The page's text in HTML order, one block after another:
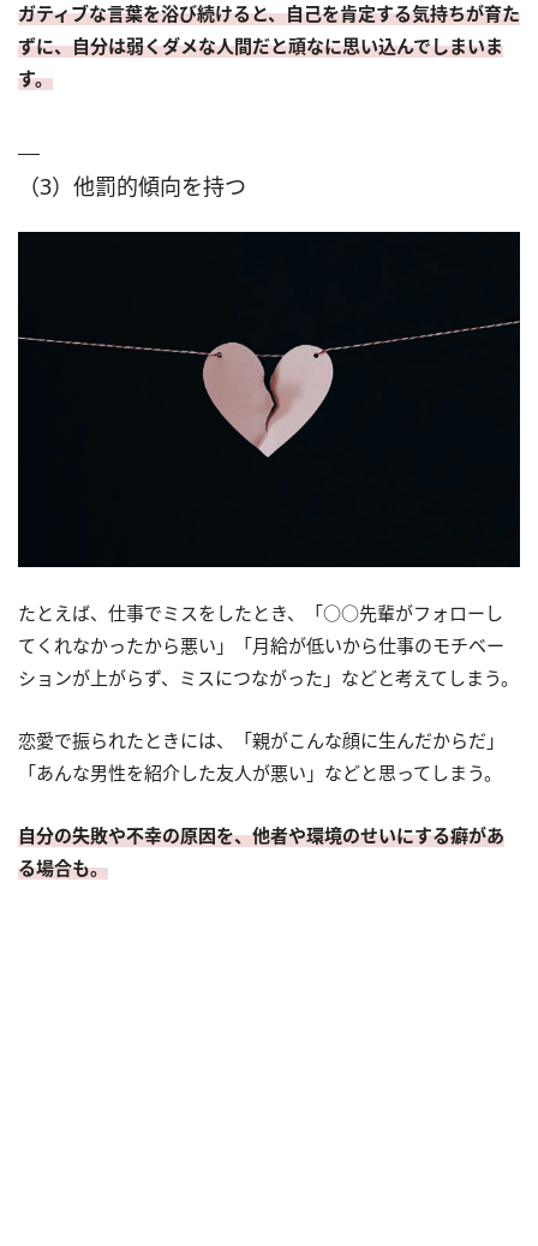
ガティブな言葉を浴び続けると、自己を肯定する気持ちが育た
ずに、自分は弱くダメな人間だと頑なに思い込んでしまいま
す。
（3）他罰的傾向を持つ
たとえば、仕事でミスをしたとき、「○○先輩がフォローし
てくれなかったから悪い」「月給が低いから仕事のモチベー
ションが上がらず、ミスにつながった」などと考えてしまう。
恋愛で振られたときには、「親がこんな顔に生んだからだ」
「あんな男性を紹介した友人が悪い」などと思ってしまう。
自分の失敗や不幸の原因を、他者や環境のせいにする癖があ
る場合も。